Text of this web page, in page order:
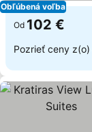
Obľúbená voľba
Od 102 €
Pozrieť ceny z(o)